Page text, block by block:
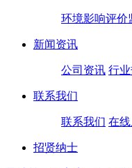
环境影响评价
新闻资讯
公司资讯 行
联系我们
联系我们 在
招贤纳士